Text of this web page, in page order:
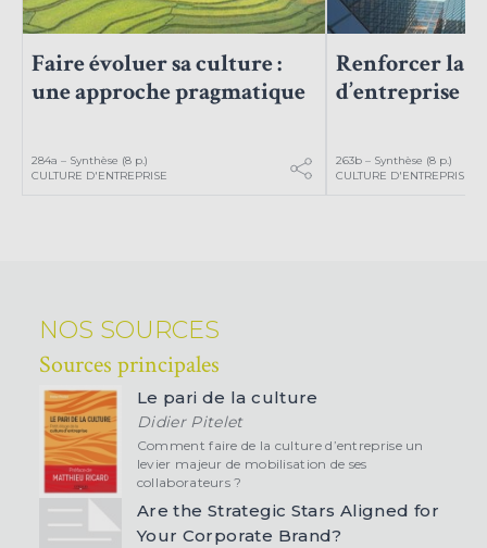
Faire évoluer sa culture :
une approche pragmatique
284a – Synthèse (8 p.)
CULTURE D'ENTREPRISE
Renforcer la
d’entreprise
263b – Synthèse (8 p.)
CULTURE D'ENTREPRISE
NOS SOURCES
Sources principales
Le pari de la culture
Didier Pitelet
Comment faire de la culture d’entreprise un
levier majeur de mobilisation de ses
collaborateurs ?
Are the Strategic Stars Aligned for
Your Corporate Brand?